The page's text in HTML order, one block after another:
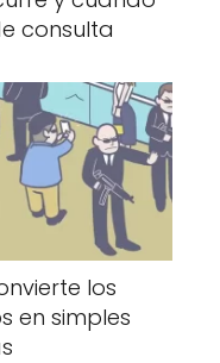
consulta
los
en simples